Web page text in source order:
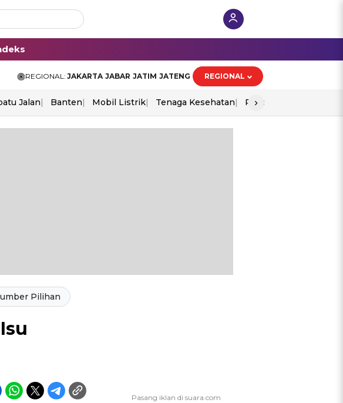
REGIONAL: JAKARTA JABAR JATIM JATENG REGIONAL
Jalan Banten Mobil Listrik Tenaga Kesehatan Piala Aff 2026
›
Pilihan